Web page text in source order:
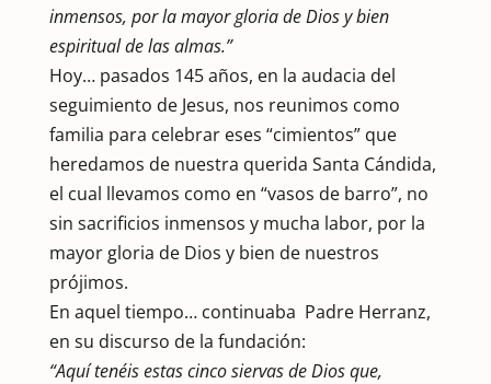
inmensos, por la mayor gloria de Dios y bien
espiritual de las almas.”
Hoy… pasados 145 años, en la audacia del
seguimiento de Jesus, nos reunimos como
familia para celebrar eses “cimientos” que
heredamos de nuestra querida Santa Cándida,
el cual llevamos como en “vasos de barro”, no
sin sacrificios inmensos y mucha labor, por la
mayor gloria de Dios y bien de nuestros
prójimos.
En aquel tiempo… continuaba Padre Herranz,
en su discurso de la fundación:
“Aquí tenéis estas cinco siervas de Dios que,